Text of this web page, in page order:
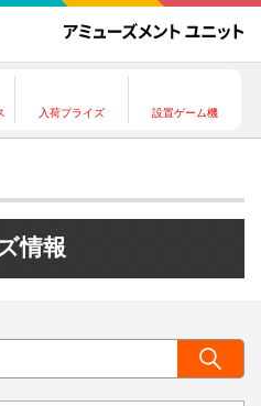
入荷プライズ 設置ゲーム機
情報